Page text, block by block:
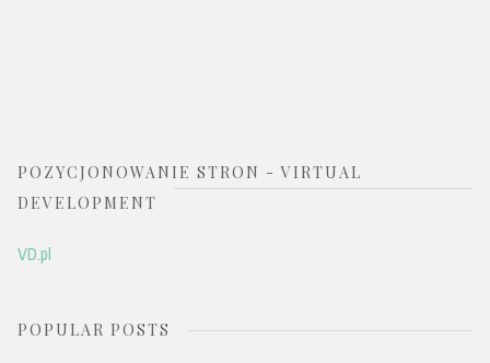
POZYCJONOWANIE STRON - VIRTUAL
DEVELOPMENT
VD.pl
POPULAR POSTS